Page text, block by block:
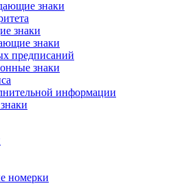
знаки
знаки
знаки
предписаний
знаки
информации
номерки